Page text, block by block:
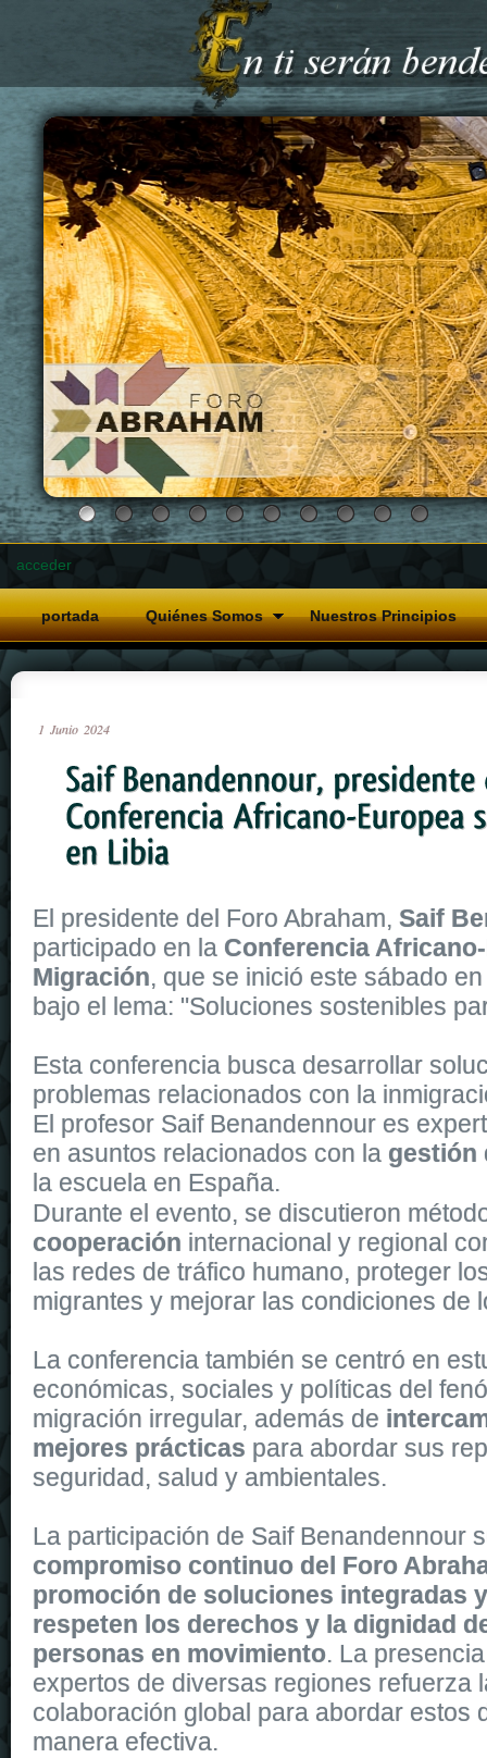
acceder
portada Quiénes Somos Nuestros Principios
1 Junio 2024
El presidente del Foro Abraham, Saif
participado en la Conferencia
Migración, que se inició este sábado
bajo el lema: "Soluciones sostenibles
Esta conferencia busca desarrollar
problemas relacionados con la
El profesor Saif Benandennour es
en asuntos relacionados con la gestión
la escuela en España.
The Automatic 43replica watchesis powered by a self-winding
Durante el evento, se discutieron
cooperación internacional y regional
las redes de tráfico humano, proteger
migrantes y mejorar las condiciones de
La conferencia también se centró en
económicas, sociales y políticas del
migración irregular, además de
mejores prácticas para abordar sus
seguridad, salud y ambientales.
La participación de Saif Benandennour
compromiso continuo del Foro
promoción de soluciones integradas
respeten los derechos y la dignidad
personas en movimiento. La
expertos de diversas regiones refuerza
colaboración global para abordar estos
manera efectiva.